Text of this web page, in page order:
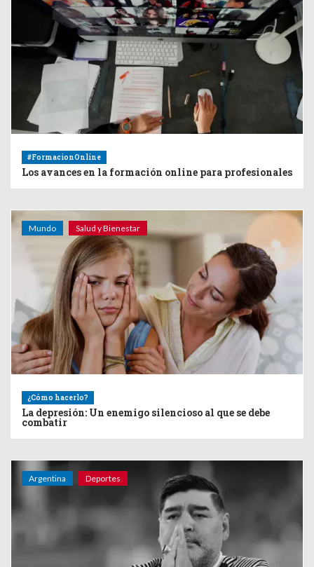
#FormacionOnline
Los avances en la formación online para profesionales
Mundo Salud y Bienestar
¿Cómo hacerlo?
La depresión: Un enemigo silencioso al que se debe
combatir
Argentina Deportes